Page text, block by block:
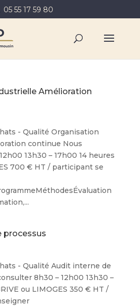
05 55 17 59 80
Amélioration
- Qualité Organisation
continue Nous
13h30 – 17h00 14 heures
700 € HT / participant se
processus
- Qualité Audit interne de
8h30 – 12h00 13h30 –
ou LIMOGES 350 € HT /